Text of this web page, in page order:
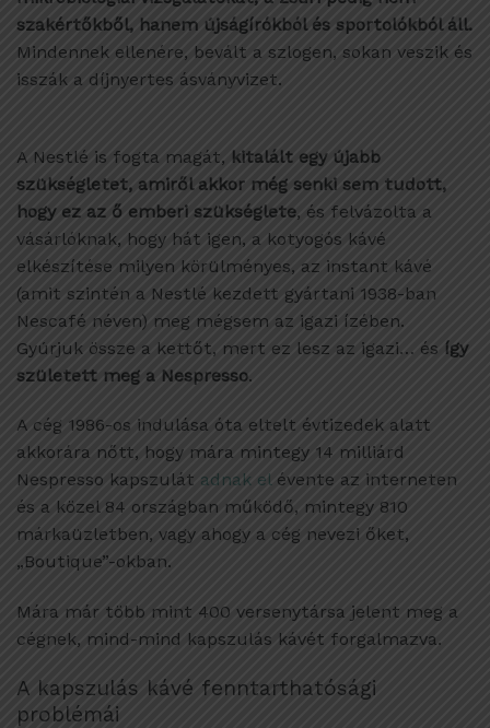
szakértőkből, hanem újságírókból és sportolókból áll.
Mindennek ellenére, bevált a szlogen, sokan veszik és
isszák a díjnyertes ásványvizet.
A Nestlé is fogta magát, kitalált egy újabb
szükségletet, amiről akkor még senki sem tudott,
hogy ez az ő emberi szükséglete, és felvázolta a
vásárlóknak, hogy hát igen, a kotyogós kávé
elkészítése milyen körülményes, az instant kávé
(amit szintén a Nestlé kezdett gyártani 1938-ban
Nescafé néven) meg mégsem az igazi ízében.
Gyúrjuk össze a kettőt, mert ez lesz az igazi… és így
született meg a Nespresso.
A cég 1986-os indulása óta eltelt évtizedek alatt
akkorára nőtt, hogy mára mintegy 14 milliárd
Nespresso kapszulát adnak elévente az interneten
és a közel 84 országban működő, mintegy 810
márkaüzletben, vagy ahogy a cég nevezi őket,
„Boutique”-okban.
Mára már több mint 400 versenytársa jelent meg a
cégnek, mind-mind kapszulás kávét forgalmazva.
A kapszulás kávé fenntarthatósági
problémái